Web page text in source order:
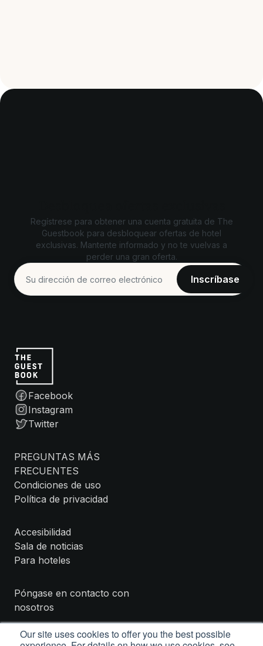
Our site uses cookies to offer you the best possible
Regístrese para obtener una cuenta gratuita de The
Guestbook para desbloquear ofertas de hotel
exclusivas. Mantente informado y no te vuelvas a
perder una gran oferta.
Facebook
Instagram
Twitter
PREGUNTAS MÁS
FRECUENTES
Condiciones de uso
Política de privacidad
Accesibilidad
Sala de noticias
Para hoteles
Póngase en contacto con
nosotros